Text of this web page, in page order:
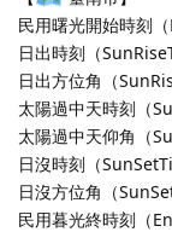
民用曙光開始時刻
日出時刻（
日出方位角（
太陽過中天時刻（
太陽過中天仰角（
日沒時刻（
日沒方位角（
民用暮光終時刻（